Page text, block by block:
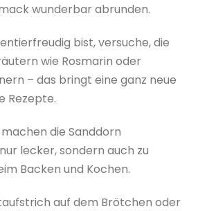
wunderbar abrunden.
bist, versuche, die
wie Rosmarin oder
– das bringt eine ganz neue
Rezepte.
die Sanddorn
lecker, sondern auch zu
Backen und Kochen.
auf dem Brötchen oder